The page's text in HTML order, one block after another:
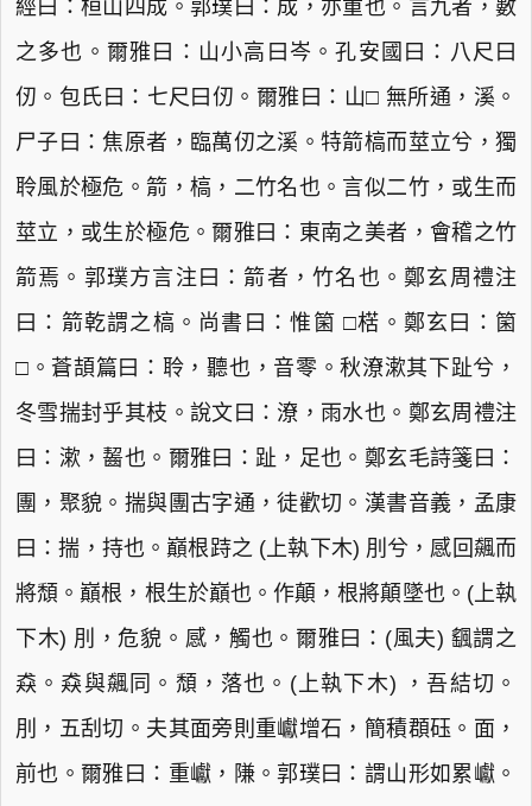
經曰：桓山四成。郭璞曰：成，亦重也。言九者，數
之多也。爾雅曰：山小高曰岑。孔安國曰：八尺曰
仞。包氏曰：七尺曰仞。爾雅曰：山□ 無所通，溪。
尸子曰：焦原者，臨萬仞之溪。特箭槁而莖立兮，獨
聆風於極危。箭，槁，二竹名也。言似二竹，或生而
莖立，或生於極危。爾雅曰：東南之美者，會稽之竹
箭焉。郭璞方言注曰：箭者，竹名也。鄭玄周禮注
曰：箭乾謂之槁。尚書曰：惟箘 □楛。鄭玄曰：箘
□。蒼頡篇曰：聆，聽也，音零。秋潦漱其下趾兮，
冬雪揣封乎其枝。說文曰：潦，雨水也。鄭玄周禮注
曰：漱，齧也。爾雅曰：趾，足也。鄭玄毛詩箋曰：
團，聚貌。揣與團古字通，徒歡切。漢書音義，孟康
曰：揣，持也。巔根跱之 (上執下木) 刖兮，感回飆而
將頹。巔根，根生於巔也。作顛，根將顛墜也。(上執
下木) 刖，危貌。感，觸也。爾雅曰：(風夫) 颻謂之
猋。猋與飆同。頹，落也。(上執下木) ，吾結切。
刖，五刮切。夫其面旁則重巘增石，簡積頵砡。面，
前也。爾雅曰：重巘，隒。郭璞曰：謂山形如累巘。